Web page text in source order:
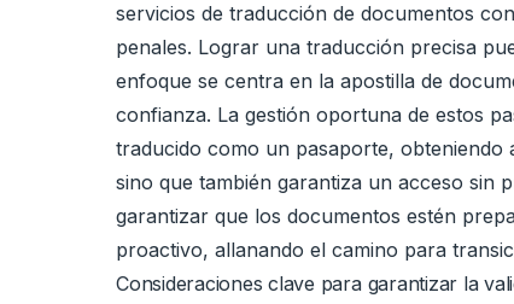
servicios de traducción de documentos
penales. Lograr una traducción precisa
enfoque se centra en la apostilla de
confianza. La gestión oportuna de estos
traducido como un pasaporte, obteniendo
sino que también garantiza un acceso sin
garantizar que los documentos estén
proactivo, allanando el camino para
Consideraciones clave para garantizar la